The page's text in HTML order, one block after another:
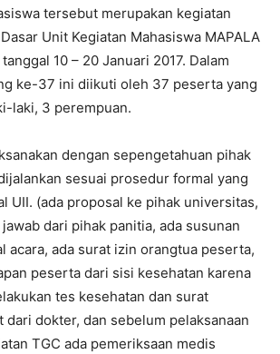
tersebut merupakan kegiatan
Unit Kegiatan Mahasiswa MAPALA
10 – 20 Januari 2017. Dalam
ke-37 ini diikuti oleh 37 peserta yang
laki, 3 perempuan.
dengan sepengetahuan pihak
sesuai prosedur formal yang
UII. (ada proposal ke pihak universitas,
dari pihak panitia, ada susunan
acara, ada surat izin orangtua peserta,
peserta dari sisi kesehatan karena
tes kesehatan dan surat
dari dokter, dan sebelum pelaksanaan
TGC ada pemeriksaan medis